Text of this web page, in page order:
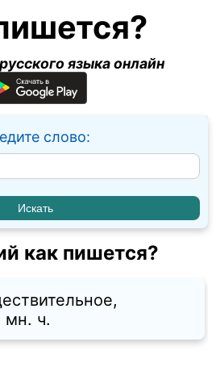
языка онлайн
слово:
как пишется?
мн. ч.